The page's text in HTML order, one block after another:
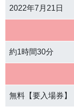
2022年7月21日
約1時間30分
無料【要入場券】